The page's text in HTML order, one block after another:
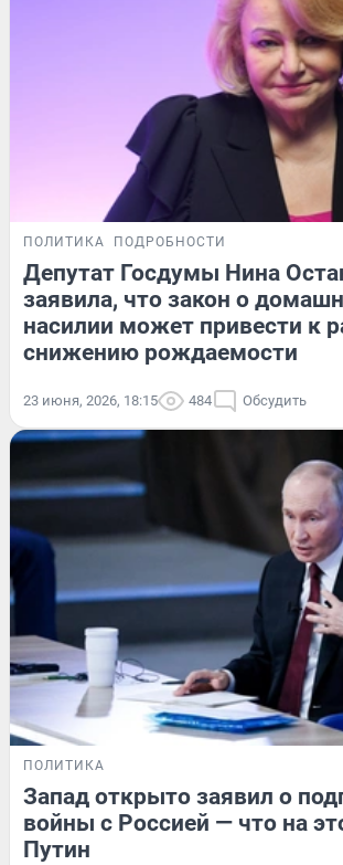
ПОЛИТИКА ПОДРОБНОСТИ
Депутат Госдумы Нина
заявила, что закон о
насилии может привести к
снижению рождаемости
23 июня, 2026, 18:15 484 Обсудить
ПОЛИТИКА
Запад открыто заявил о
войны с Россией — что на
Путин